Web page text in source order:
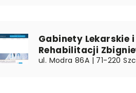
Gabinety Lekarskie
Rehabilitacji
ul. Modra 86A | 71-220